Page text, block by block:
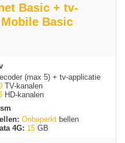
Basic + tv-
Basic
(max 5) + tv-applicatie
TV-kanalen
HD-kanalen
Onbeperkt bellen
4G: 15 GB